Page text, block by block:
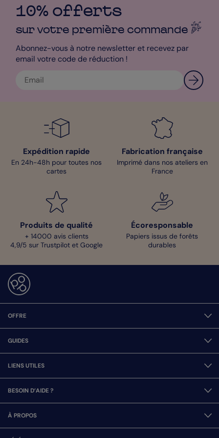
10% offerts
sur votre première commande
Abonnez-vous à notre newsletter et recevez par
email votre code de réduction !
Expédition rapide
En 24h-48h pour toutes nos
cartes
Fabrication française
Imprimé dans nos ateliers en
France
Produits de qualité
+ 14000 avis clients
4,9/5 sur Trustpilot et Google
Écoresponsable
Papiers issus de forêts
durables
OFFRE
GUIDES
LIENS UTILES
BESOIN D’AIDE ?
À PROPOS